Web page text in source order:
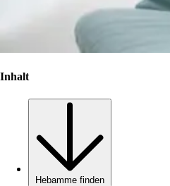
Inhalt
Hebamme finden